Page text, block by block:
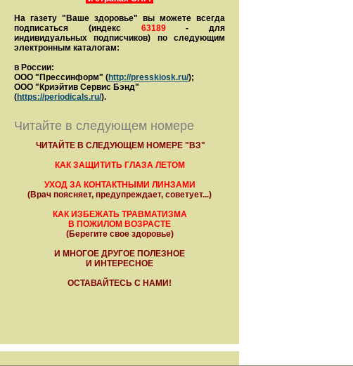
На газету "Ваше здоровье" вы можете всегда
подписаться (индекс 63189- для
индивидуальных подписчиков) по следующим
электронным каталогам:
в России:
ООО "Прессинформ" (http://presskiosk.ru/);
ООО "Криэйтив Сервис Бэнд"
(https://periodicals.ru/).
Читайте в следующем номере
ЧИТАЙТЕ В СЛЕДУЮЩЕМ НОМЕРЕ "ВЗ"
КАК ЗАЩИТИТЬ ГЛАЗА ЛЕТОМ
УХОД ЗА КОНТАКТНЫМИ ЛИНЗАМИ
(Врач поясняет, предупреждает, советует...)
КАК ИЗБЕЖАТЬ ТРАВМАТИЗМА
В ПОЖИЛОМ ВОЗРАСТЕ
(Берегите свое здоровье)
И МНОГОЕ ДРУГОЕ ПОЛЕЗНОЕ
И ИНТЕРЕСНОЕ
ОСТАВАЙТЕСЬ С НАМИ!